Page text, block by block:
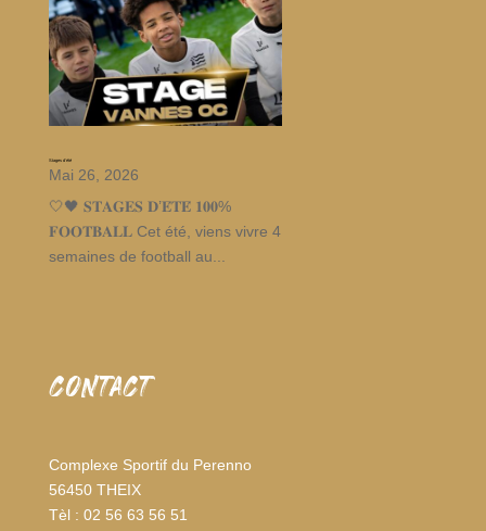
Stages d’été
Mai 26, 2026
🤍🖤 𝐒𝐓𝐀𝐆𝐄𝐒 𝐃’𝐄́𝐓𝐄́ 𝟏𝟎𝟎%
𝐅𝐎𝐎𝐓𝐁𝐀𝐋𝐋 Cet été, viens vivre 4
semaines de football au...
CONTACT
Complexe Sportif du Perenno
56450 THEIX
Tèl : 02 56 63 56 51